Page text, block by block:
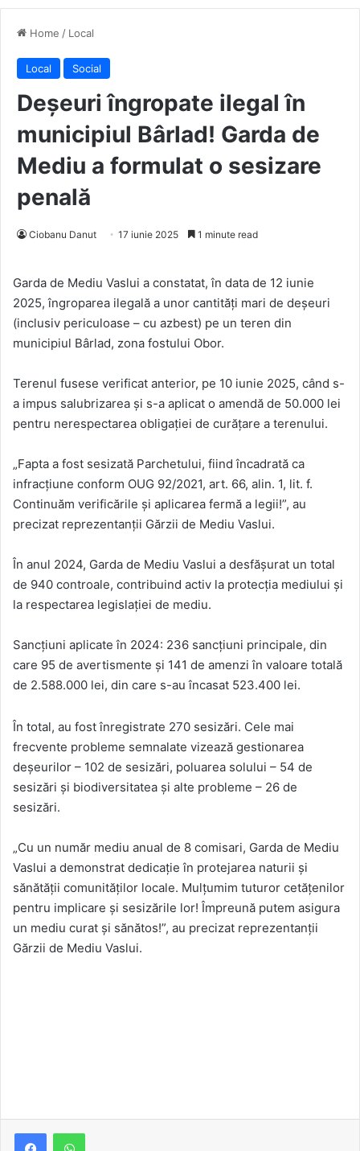
Home / Local
Local Social
Deșeuri îngropate ilegal în
municipiul Bârlad! Garda de
Mediu a formulat o sesizare
penală
Ciobanu Danut 17 iunie 2025 1 minute read
Garda de Mediu Vaslui a constatat, în data de 12 iunie
2025, îngroparea ilegală a unor cantități mari de deșeuri
(inclusiv periculoase – cu azbest) pe un teren din
municipiul Bârlad, zona fostului Obor.
Terenul fusese verificat anterior, pe 10 iunie 2025, când s-
a impus salubrizarea și s-a aplicat o amendă de 50.000 lei
pentru nerespectarea obligației de curățare a terenului.
„Fapta a fost sesizată Parchetului, fiind încadrată ca
infracțiune conform OUG 92/2021, art. 66, alin. 1, lit. f.
Continuăm verificările și aplicarea fermă a legii!”, au
precizat reprezentanții Gărzii de Mediu Vaslui.
În anul 2024, Garda de Mediu Vaslui a desfășurat un total
de 940 controale, contribuind activ la protecția mediului și
la respectarea legislației de mediu.
Sancțiuni aplicate în 2024: 236 sancțiuni principale, din
care 95 de avertismente și 141 de amenzi în valoare totală
de 2.588.000 lei, din care s-au încasat 523.400 lei.
În total, au fost înregistrate 270 sesizări. Cele mai
frecvente probleme semnalate vizează gestionarea
deșeurilor – 102 de sesizări, poluarea solului – 54 de
sesizări și biodiversitatea și alte probleme – 26 de
sesizări.
„Cu un număr mediu anual de 8 comisari, Garda de Mediu
Vaslui a demonstrat dedicație în protejarea naturii și
sănătății comunităților locale. Mulțumim tuturor cetățenilor
pentru implicare și sesizările lor! Împreună putem asigura
un mediu curat și sănătos!”, au precizat reprezentanții
Gărzii de Mediu Vaslui.